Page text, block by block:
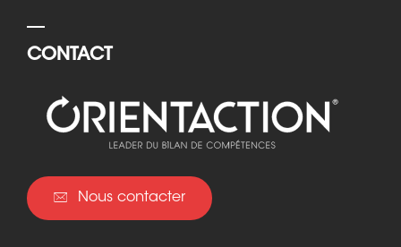
CONTACT
Nous contacter